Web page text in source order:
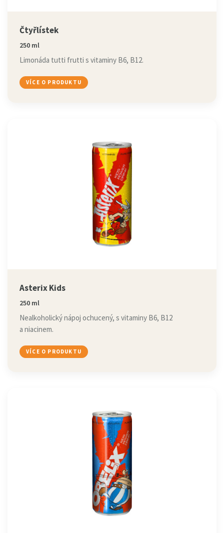
Čtyřlístek
250 ml
Limonáda tutti frutti s vitaminy B6, B12.
VÍCE O PRODUKTU
Asterix Kids
250 ml
Nealkoholický nápoj ochucený, s vitaminy B6, B12
a niacinem.
VÍCE O PRODUKTU